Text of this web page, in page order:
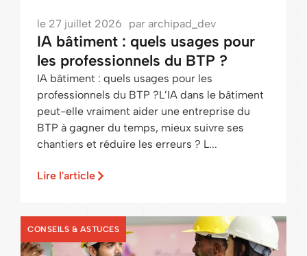
le 27 juillet 2026 par archipad_dev
IA bâtiment : quels usages pour
les professionnels du BTP ?
IA bâtiment : quels usages pour les
professionnels du BTP ?L’IA dans le bâtiment
peut-elle vraiment aider une entreprise du
BTP à gagner du temps, mieux suivre ses
chantiers et réduire les erreurs ? L...
Lire l'article
CONSEILS & ASTUCES